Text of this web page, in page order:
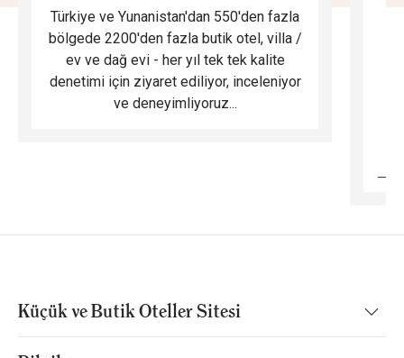
Türkiye ve Yunanistan'dan 550'den fazla
bölgede 2200'den fazla butik otel, villa /
ev ve dağ evi - her yıl tek tek kalite
denetimi için ziyaret ediliyor, inceleniyor
ve deneyimliyoruz...
Küçük ve Butik Oteller Sitesi